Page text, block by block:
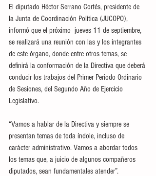
El diputado Héctor Serrano Cortés, presidente de
la Junta de Coordinación Política (JUCOPO),
informó que el próximo  jueves 11 de septiembre,
se realizará una reunión con las y los integrantes
de este órgano, donde entre otros temas, se
definirá la conformación de la Directiva que deberá
conducir los trabajos del Primer Periodo Ordinario
de Sesiones, del Segundo Año de Ejercicio
Legislativo.
“Vamos a hablar de la Directiva y siempre se
presentan temas de toda índole, incluso de
carácter administrativo. Vamos a abordar todos
los temas que, a juicio de algunos compañeros
diputados, sean fundamentales atender”.